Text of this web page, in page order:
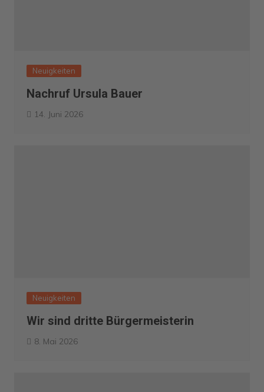
Neuigkeiten
Nachruf Ursula Bauer
14. Juni 2026
Neuigkeiten
Wir sind dritte Bürgermeisterin
8. Mai 2026